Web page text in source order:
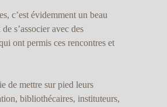
c’est évidemment un beau
s’associer avec des
ont permis ces rencontres et
de mettre sur pied leurs
bibliothécaires, instituteurs,